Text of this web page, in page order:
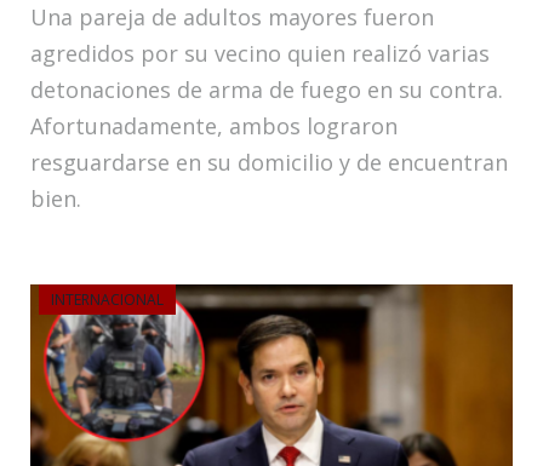
Una pareja de adultos mayores fueron
agredidos por su vecino quien realizó varias
detonaciones de arma de fuego en su contra.
Afortunadamente, ambos lograron
resguardarse en su domicilio y de encuentran
bien.
INTERNACIONAL